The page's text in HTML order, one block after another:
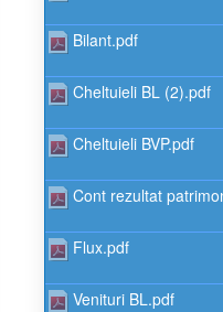
Bilant.pdf
Cheltuieli BL (2).pdf
Cheltuieli BVP.pdf
Cont rezultat
Flux.pdf
Venituri BL.pdf